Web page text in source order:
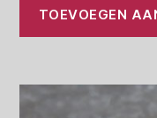
TOEVOEGEN